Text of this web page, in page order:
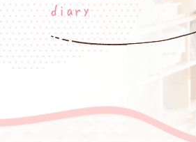
diary